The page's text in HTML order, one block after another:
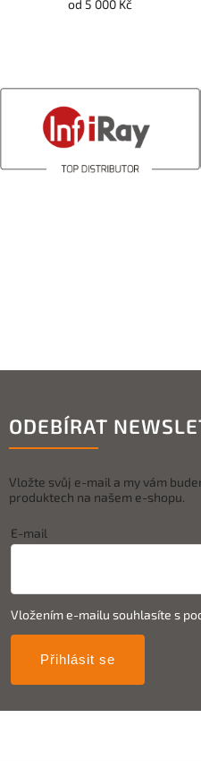
od 5 000 Kč
ODEBÍRAT
Vložte svůj e-mail a my vám
produktech na našem e-shopu.
E-mail
Vložením e-mailu souhlasíte s
Přihlásit se